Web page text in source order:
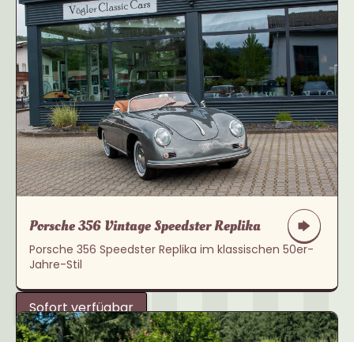
Porsche 356 Vintage Speedster Replika
Porsche 356 Speedster Replika im klassischen 50er-
Jahre-Stil
Sofort verfügbar